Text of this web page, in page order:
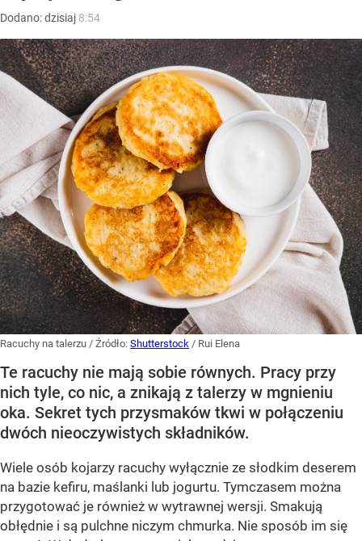
Dodano:dzisiaj 8:54
Racuchy na talerzu / Źródło: Shutterstock / Rui Elena
Te racuchy nie mają sobie równych. Pracy przy
nich tyle, co nic, a znikają z talerzy w mgnieniu
oka. Sekret tych przysmaków tkwi w połączeniu
dwóch nieoczywistych składników.
Wiele osób kojarzy racuchy wyłącznie ze słodkim deserem
na bazie kefiru, maślanki lub jogurtu. Tymczasem można
przygotować je również w wytrawnej wersji. Smakują
obłędnie i są pulchne niczym chmurka. Nie sposób im się